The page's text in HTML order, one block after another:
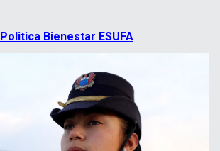
Politica Bienestar ESUFA